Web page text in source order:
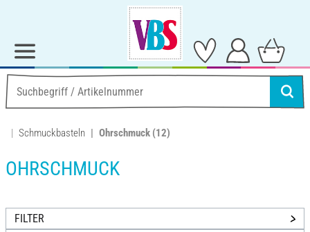
Schmuckbasteln Ohrschmuck (12)
OHRSCHMUCK
FILTER